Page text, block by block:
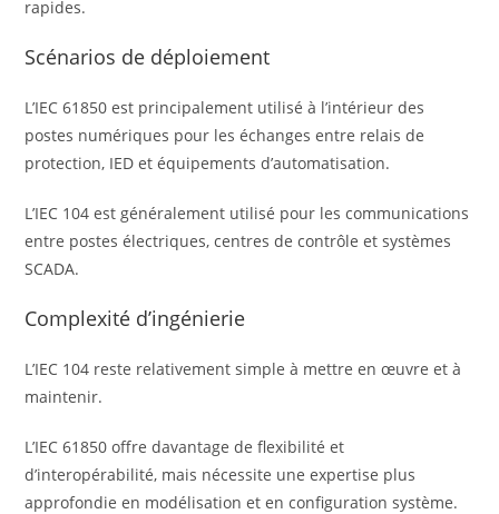
rapides.
Scénarios de déploiement
L’IEC 61850 est principalement utilisé à l’intérieur des
postes numériques pour les échanges entre relais de
protection, IED et équipements d’automatisation.
L’IEC 104 est généralement utilisé pour les communications
entre postes électriques, centres de contrôle et systèmes
SCADA.
Complexité d’ingénierie
L’IEC 104 reste relativement simple à mettre en œuvre et à
maintenir.
L’IEC 61850 offre davantage de flexibilité et
d’interopérabilité, mais nécessite une expertise plus
approfondie en modélisation et en configuration système.